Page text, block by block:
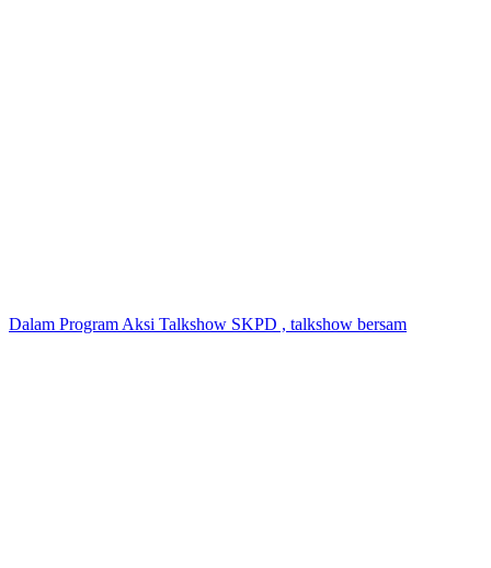
Dalam Program Aksi Talkshow SKPD , talkshow bersam